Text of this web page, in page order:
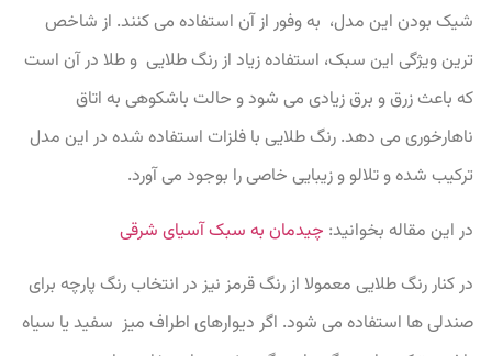
شیک بودن این مدل، به وفور از آن استفاده می کنند. از شاخص
ترین ویژگی این سبک، استفاده زیاد از رنگ طلایی و طلا در آن است
که باعث زرق و برق زیادی می شود و حالت باشکوهی به اتاق
ناهارخوری می دهد. رنگ طلایی با فلزات استفاده شده در این مدل
ترکیب شده و تلالو و زیبایی خاصی را بوجود می آورد.
در این مقاله بخوانید: چیدمان به سبک آسیای شرقی
در کنار رنگ طلایی معمولا از رنگ قرمز نیز در انتخاب رنگ پارچه برای
صندلی ها استفاده می شود. اگر دیوارهای اطراف میز سفید یا سیاه